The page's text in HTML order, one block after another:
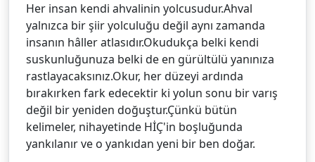
Her insan kendi ahvalinin yolcusudur.Ahval
yalnızca bir şiir yolculuğu değil aynı zamanda
insanın hâller atlasıdır.Okudukça belki kendi
suskunluğunuza belki de en gürültülü yanınıza
rastlayacaksınız.Okur, her düzeyi ardında
bırakırken fark edecektir ki yolun sonu bir varış
değil bir yeniden doğuştur.Çünkü bütün
kelimeler, nihayetinde HİÇ'in boşluğunda
yankılanır ve o yankıdan yeni bir ben doğar.